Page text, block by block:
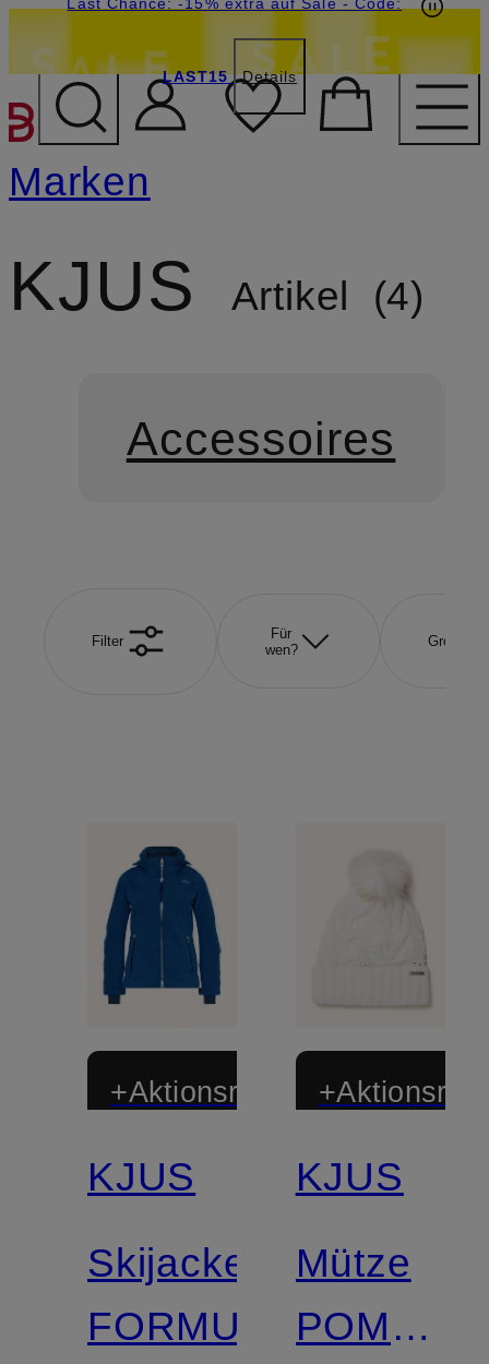
ZUM HAUPTINHALT
LAST15 Details
Marken
KJUS Artikel 4
Accessoires
Filter
Für
wen?
Größe
+Aktionsrabatt
KJUS
Skijacke
FORMULA
KJUS
Mütze
POM